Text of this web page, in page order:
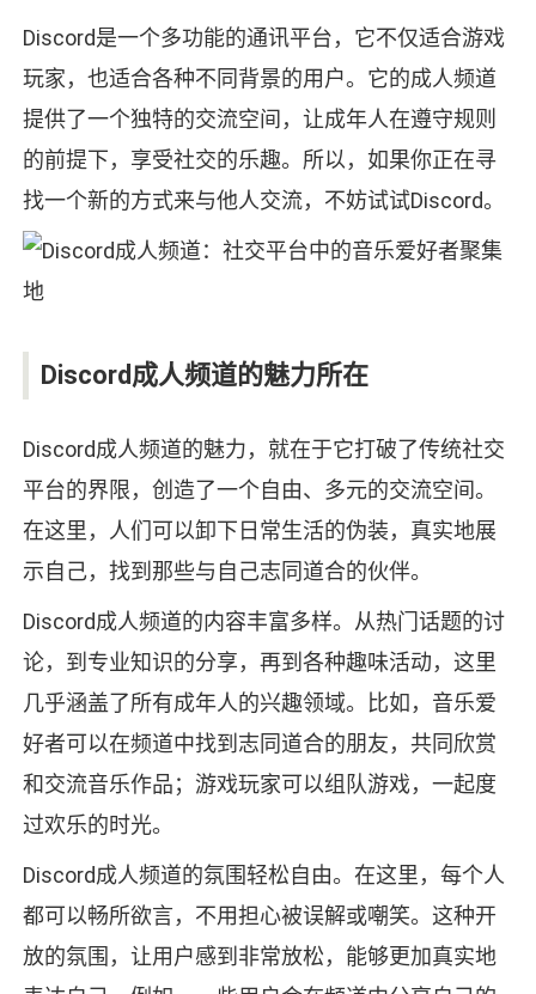
Discord是一个多功能的通讯平台，它不仅适合游戏
玩家，也适合各种不同背景的用户。它的成人频道
提供了一个独特的交流空间，让成年人在遵守规则
的前提下，享受社交的乐趣。所以，如果你正在寻
找一个新的方式来与他人交流，不妨试试Discord。
Discord成人频道的魅力所在
Discord成人频道的魅力，就在于它打破了传统社交
平台的界限，创造了一个自由、多元的交流空间。
在这里，人们可以卸下日常生活的伪装，真实地展
示自己，找到那些与自己志同道合的伙伴。
Discord成人频道的内容丰富多样。从热门话题的讨
论，到专业知识的分享，再到各种趣味活动，这里
几乎涵盖了所有成年人的兴趣领域。比如，音乐爱
好者可以在频道中找到志同道合的朋友，共同欣赏
和交流音乐作品；游戏玩家可以组队游戏，一起度
过欢乐的时光。
Discord成人频道的氛围轻松自由。在这里，每个人
都可以畅所欲言，不用担心被误解或嘲笑。这种开
放的氛围，让用户感到非常放松，能够更加真实地